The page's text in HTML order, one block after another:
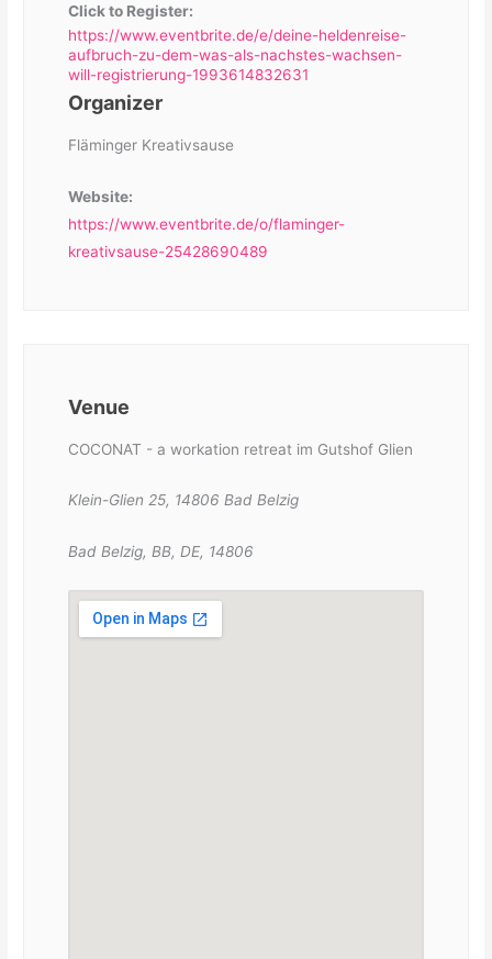
Click to Register:
https://www.eventbrite.de/e/deine-heldenreise-
aufbruch-zu-dem-was-als-nachstes-wachsen-
will-registrierung-1993614832631
Organizer
Fläminger Kreativsause
Website:
https://www.eventbrite.de/o/flaminger-
kreativsause-25428690489
Venue
COCONAT - a workation retreat im Gutshof Glien
Klein-Glien 25, 14806 Bad Belzig
Bad Belzig, BB, DE, 14806